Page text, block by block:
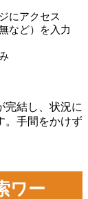
にアクセス
など）を入力
完結し、状況に
。手間をかけず
ワー